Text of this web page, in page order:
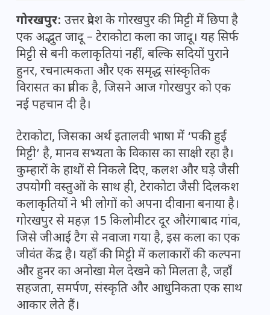
गोरखपुर: उत्तर प्रदेश के गोरखपुर की मिट्टी में छिपा है
एक अद्भुत जादू – टेराकोटा कला का जादू। यह सिर्फ
मिट्टी से बनी कलाकृतियां नहीं, बल्कि सदियों पुराने
हुनर, रचनात्मकता और एक समृद्ध सांस्कृतिक
विरासत का प्रतीक है, जिसने आज गोरखपुर को एक
नई पहचान दी है।
टेराकोटा, जिसका अर्थ इतालवी भाषा में ‘पकी हुई
मिट्टी’ है, मानव सभ्यता के विकास का साक्षी रहा है।
कुम्हारों के हाथों से निकले दिए, कलश और घड़े जैसी
उपयोगी वस्तुओं के साथ ही, टेराकोटा जैसी दिलकश
कलाकृतियों ने भी लोगों को अपना दीवाना बनाया है।
गोरखपुर से महज़ 15 किलोमीटर दूर औरंगाबाद गांव,
जिसे जीआई टैग से नवाजा गया है, इस कला का एक
जीवंत केंद्र है। यहाँ की मिट्टी में कलाकारों की कल्पना
और हुनर का अनोखा मेल देखने को मिलता है, जहाँ
सहजता, समर्पण, संस्कृति और आधुनिकता एक साथ
आकार लेते हैं।